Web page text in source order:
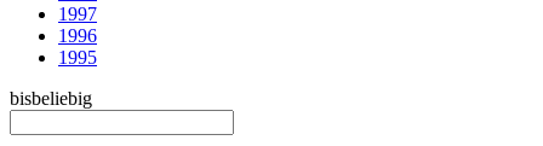
1997
1996
1995
bisbeliebig